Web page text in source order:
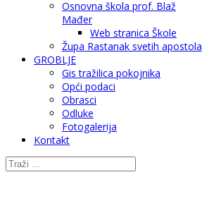
Osnovna škola prof. Blaž
Mađer
Web stranica Škole
Župa Rastanak svetih apostola
GROBLJE
Gis tražilica pokojnika
Opći podaci
Obrasci
Odluke
Fotogalerija
Kontakt